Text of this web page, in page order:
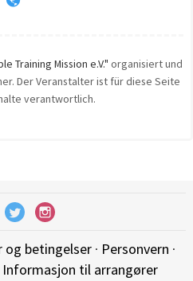
Training Mission e.V." organisiert und
Der Veranstalter ist für diese Seite
verantwortlich.
og betingelser · Personvern ·
Informasjon til arrangører